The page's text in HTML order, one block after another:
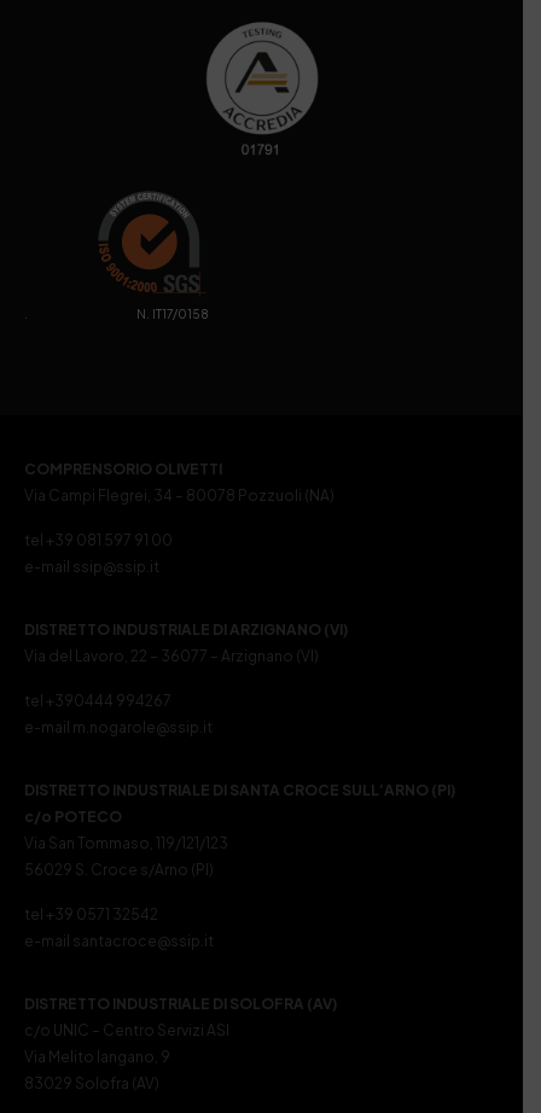
. N. IT17/0158
COMPRENSORIO OLIVETTI
Via Campi Flegrei, 34 – 80078 Pozzuoli (NA)
tel +39 081 597 91 00
e-mail ssip@ssip.it
DISTRETTO INDUSTRIALE DI ARZIGNANO (VI)
Via del Lavoro, 22 – 36077 – Arzignano (VI)
tel +390444 994267
e-mail m.nogarole@ssip.it
DISTRETTO INDUSTRIALE DI SANTA CROCE SULL’ARNO (PI)
c/o POTECO
Via San Tommaso, 119/121/123
56029 S. Croce s/Arno (PI)
tel +39 0571 32542
e-mail santacroce@ssip.it
DISTRETTO INDUSTRIALE DI SOLOFRA (AV)
c/o UNIC – Centro Servizi ASI
Via Melito Iangano, 9
83029 Solofra (AV)